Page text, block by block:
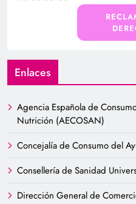
Enlaces
Agencia Española de
Nutrición (AECOSAN)
Concejalía de Consumo del
Consellería de Sanidad
Dirección General de